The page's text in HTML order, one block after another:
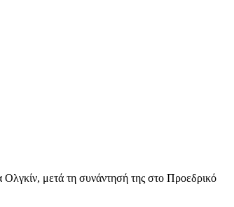
μετά τη συνάντησή της στο Προεδρικό